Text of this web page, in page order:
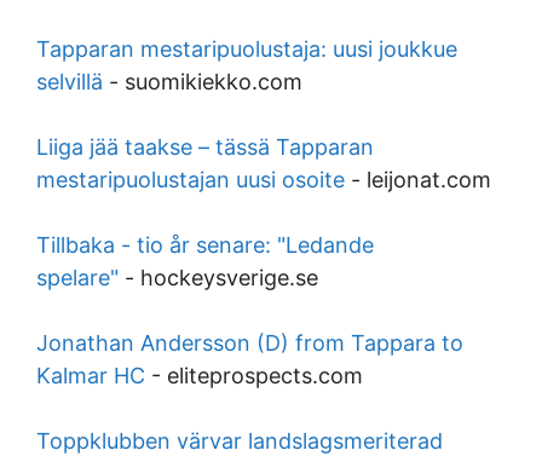
Tapparan mestaripuolustaja: uusi joukkue
selvillä - suomikiekko.com
Liiga jää taakse – tässä Tapparan
mestaripuolustajan uusi osoite - leijonat.com
Tillbaka - tio år senare: "Ledande
spelare" - hockeysverige.se
Jonathan Andersson (D) from Tappara to
Kalmar HC - eliteprospects.com
Toppklubben värvar landslagsmeriterad